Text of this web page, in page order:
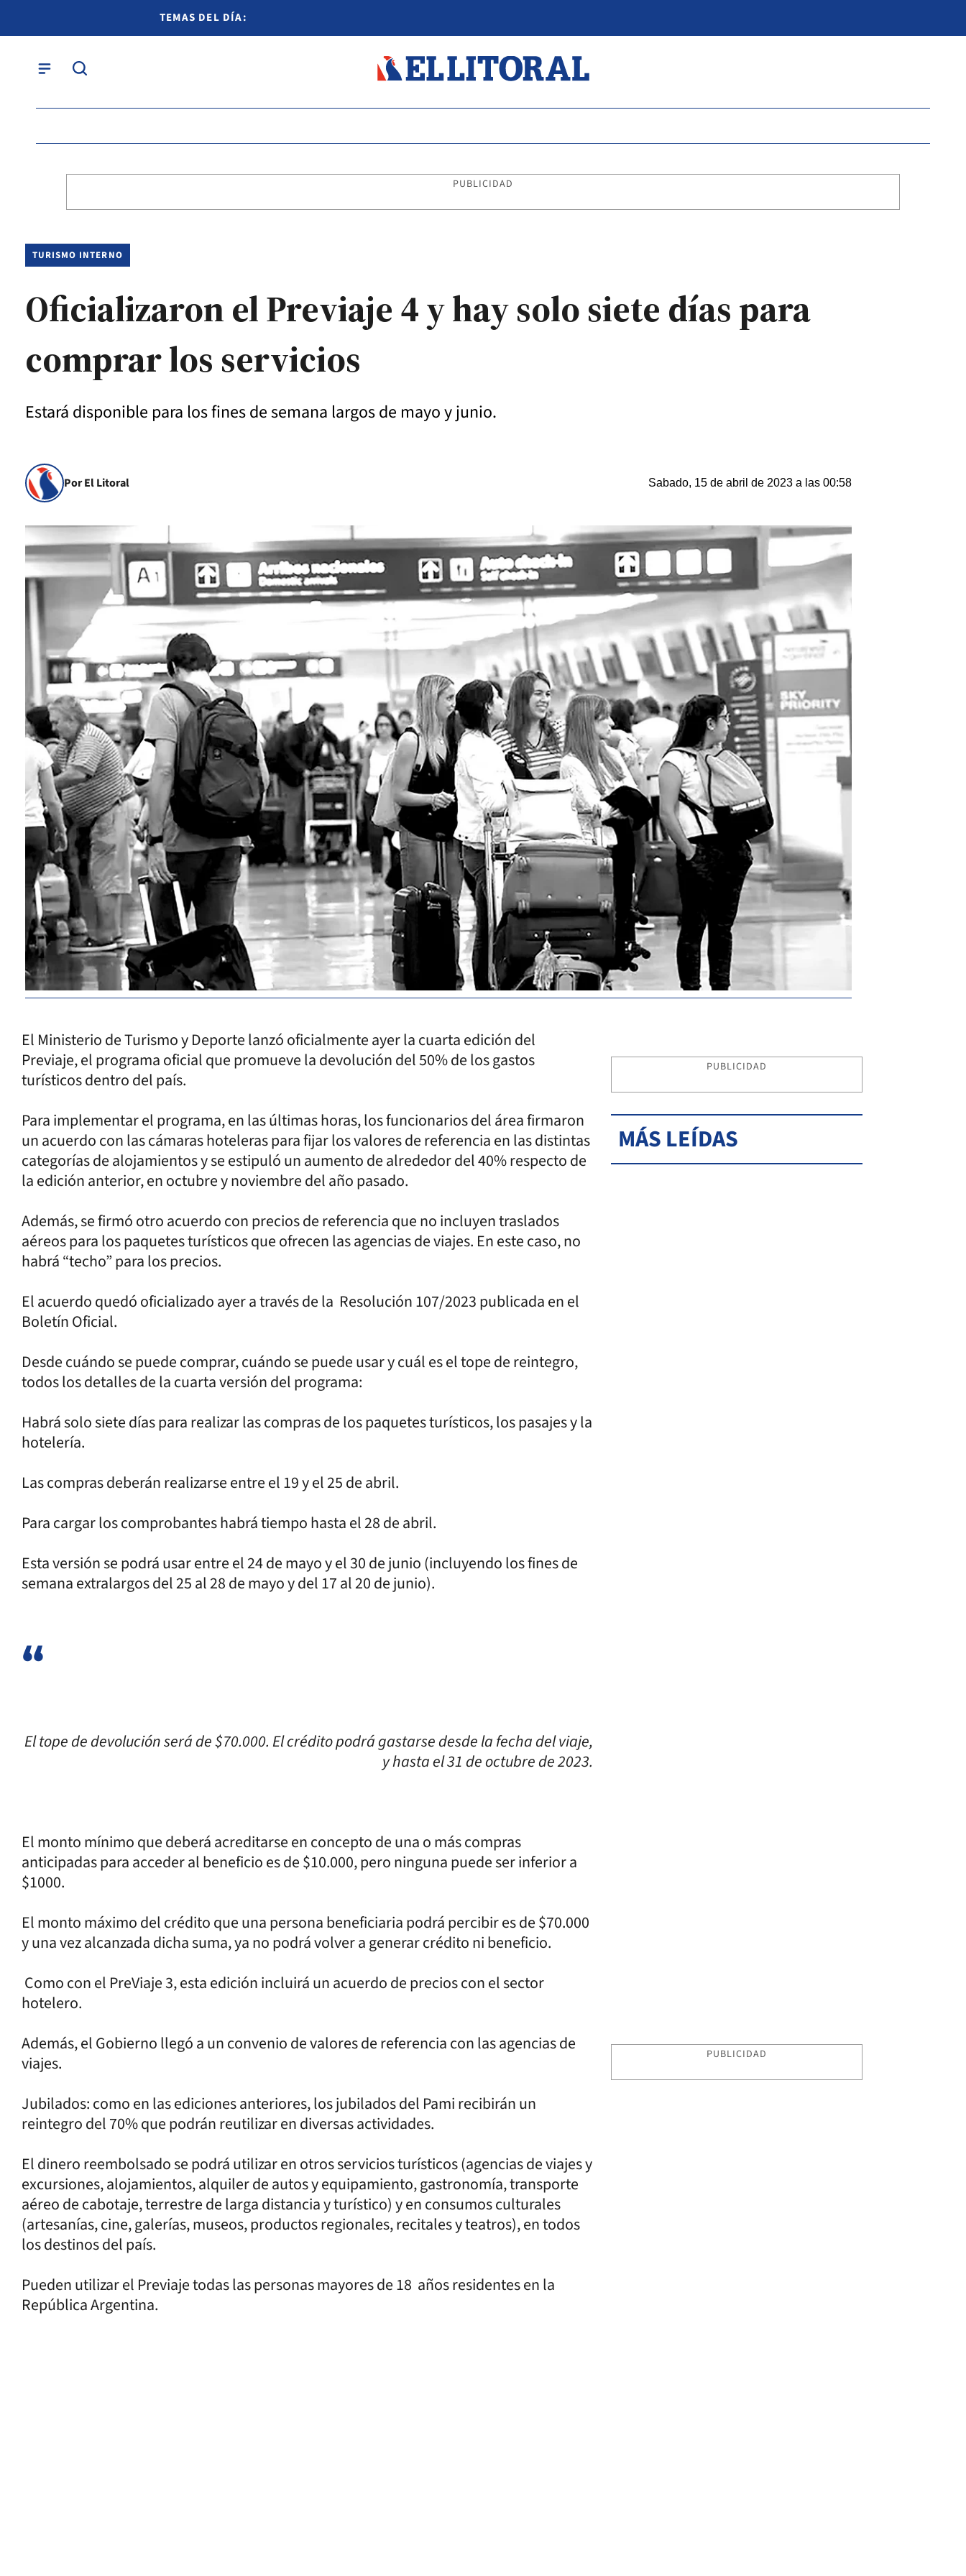
TEMAS DEL DÍA:
PUBLICIDAD
TURISMO INTERNO
Oficializaron el Previaje 4 y hay solo siete días para
comprar los servicios
Estará disponible para los fines de semana largos de mayo y junio.
Por El Litoral Sabado, 15 de abril de 2023 a las 00:58
El Ministerio de Turismo y Deporte lanzó oficialmente ayer la cuarta edición del
Previaje, el programa oficial que promueve la devolución del 50% de los gastos
turísticos dentro del país.
Para implementar el programa, en las últimas horas, los funcionarios del área firmaron
un acuerdo con las cámaras hoteleras para fijar los valores de referencia en las distintas
categorías de alojamientos y se estipuló un aumento de alrededor del 40% respecto de
la edición anterior, en octubre y noviembre del año pasado.
Además, se firmó otro acuerdo con precios de referencia que no incluyen traslados
aéreos para los paquetes turísticos que ofrecen las agencias de viajes. En este caso, no
habrá “techo” para los precios.
El acuerdo quedó oficializado ayer a través de la Resolución 107/2023 publicada en el
Boletín Oficial.
Desde cuándo se puede comprar, cuándo se puede usar y cuál es el tope de reintegro,
todos los detalles de la cuarta versión del programa:
Habrá solo siete días para realizar las compras de los paquetes turísticos, los pasajes y la
hotelería.
Las compras deberán realizarse entre el 19 y el 25 de abril.
Para cargar los comprobantes habrá tiempo hasta el 28 de abril.
Esta versión se podrá usar entre el 24 de mayo y el 30 de junio (incluyendo los fines de
semana extralargos del 25 al 28 de mayo y del 17 al 20 de junio).
El tope de devolución será de $70.000. El crédito podrá gastarse desde la fecha del viaje,
y hasta el 31 de octubre de 2023.
El monto mínimo que deberá acreditarse en concepto de una o más compras
anticipadas para acceder al beneficio es de $10.000, pero ninguna puede ser inferior a
$1000.
El monto máximo del crédito que una persona beneficiaria podrá percibir es de $70.000
y una vez alcanzada dicha suma, ya no podrá volver a generar crédito ni beneficio.
Como con el PreViaje 3, esta edición incluirá un acuerdo de precios con el sector
hotelero.
Además, el Gobierno llegó a un convenio de valores de referencia con las agencias de
viajes.
Jubilados: como en las ediciones anteriores, los jubilados del Pami recibirán un
reintegro del 70% que podrán reutilizar en diversas actividades.
El dinero reembolsado se podrá utilizar en otros servicios turísticos (agencias de viajes y
excursiones, alojamientos, alquiler de autos y equipamiento, gastronomía, transporte
aéreo de cabotaje, terrestre de larga distancia y turístico) y en consumos culturales
(artesanías, cine, galerías, museos, productos regionales, recitales y teatros), en todos
los destinos del país.
Pueden utilizar el Previaje todas las personas mayores de 18 años residentes en la
República Argentina.
PUBLICIDAD
MÁS LEÍDAS
PUBLICIDAD